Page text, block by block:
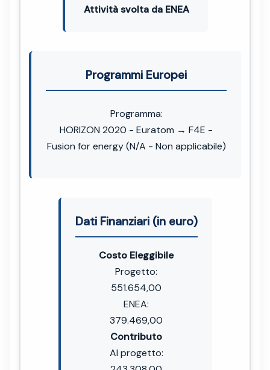
Attività svolta da ENEA
Programmi Europei
Programma:
HORIZON 2020 - Euratom → F4E -
Fusion for energy (N/A - Non applicabile)
Dati Finanziari (in euro)
Costo Eleggibile
Progetto:
551.654,00
ENEA:
379.469,00
Contributo
Al progetto: